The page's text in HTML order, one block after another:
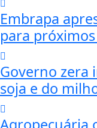
Embrapa
para
Governo zera
soja e do